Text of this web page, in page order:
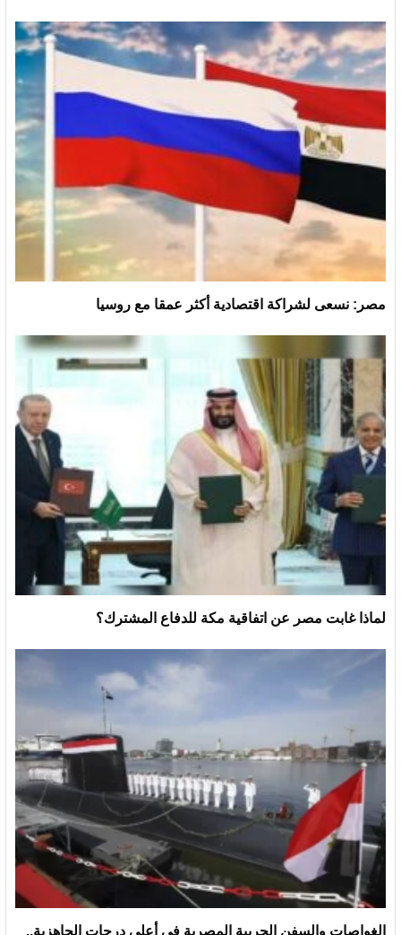
مصر: نسعى لشراكة اقتصادية أكثر عمقا مع روسيا
لماذا غابت مصر عن اتفاقية مكة للدفاع المشترك؟
الغواصات والسفن الحربية المصرية في أعلى درجات الجاهزية..